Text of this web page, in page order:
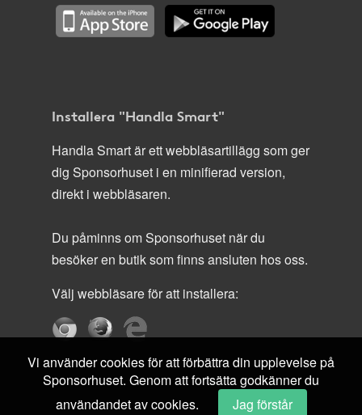
Installera "Handla Smart"
Handla Smart är ett webbläsartillägg som ger
dig Sponsorhuset i en minifierad version,
direkt i webbläsaren.
Du påminns om Sponsorhuset när du
besöker en butik som finns ansluten hos oss.
Välj webbläsare för att installera:
Vi använder cookies för att förbättra din upplevelse på
Sponsorhuset. Genom att fortsätta godkänner du
användandet av cookies.
Jag förstår